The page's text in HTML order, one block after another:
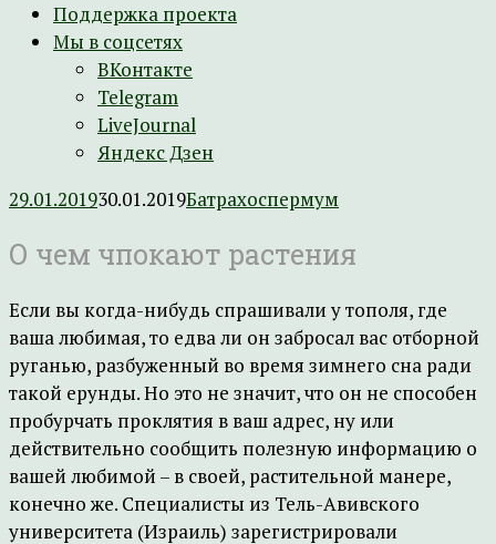
Поддержка проекта
Мы в соцсетях
ВКонтакте
Telegram
LiveJournal
Яндекс Дзен
29.01.201930.01.2019Батрахоспермум
О чем чпокают растения
Если вы когда-нибудь спрашивали у тополя, где
ваша любимая, то едва ли он забросал вас отборной
руганью, разбуженный во время зимнего сна ради
такой ерунды. Но это не значит, что он не способен
пробурчать проклятия в ваш адрес, ну или
действительно сообщить полезную информацию о
вашей любимой – в своей, растительной манере,
конечно же. Специалисты из Тель-Авивского
университета (Израиль) зарегистрировали